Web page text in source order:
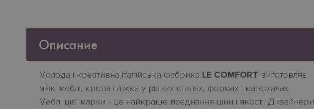
Описание
Молода і креативна італійська фабрика LE COMFORT виготовляє
м'які меблі, крісла і ліжка у різних стилях, формах і матеріалах.
Меблі цієї марки - це найкраще поєднання ціни і якості. Дизайнери